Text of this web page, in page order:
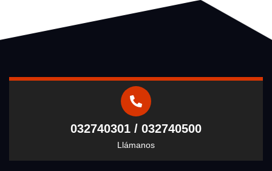
032740301 / 032740500
Llámanos